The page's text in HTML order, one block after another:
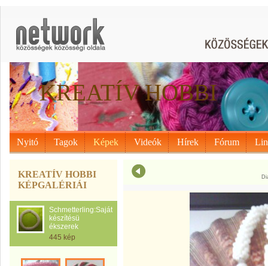
KREATÍV HOBBI
Nyitó Tagok Képek Videók Hírek Fórum
KREATÍV HOBBI
KÉPGALÉRIÁI
Schmetterling:Saját
készítésü
ékszerek
445 kép